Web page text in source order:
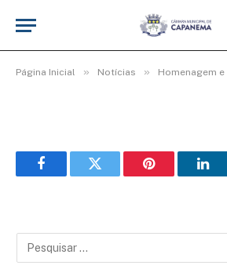
Página Inicial » Notícias » Homenagem e
Img20_600x400
FacebookTwitter Pinterest